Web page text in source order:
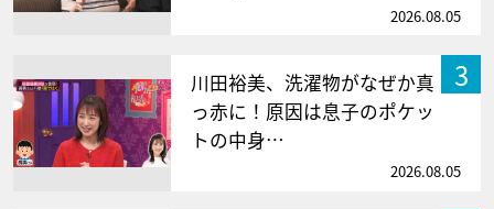
2026.08.05
3
川田裕美、洗濯物がなぜか真
っ赤に！原因は息子のポケッ
トの中身…
2026.08.05